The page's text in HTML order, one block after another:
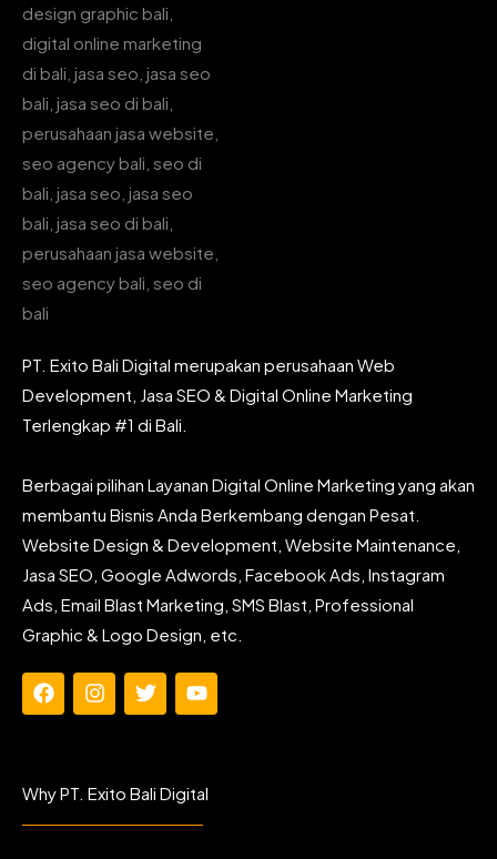
PT. Exito Bali Digital merupakan perusahaan Web
Development, Jasa SEO & Digital Online Marketing
Terlengkap #1 di Bali.
Berbagai pilihan Layanan Digital Online Marketing yang akan
membantu Bisnis Anda Berkembang dengan Pesat.
Website Design & Development, Website Maintenance,
Jasa SEO, Google Adwords, Facebook Ads, Instagram
Ads, Email Blast Marketing, SMS Blast, Professional
Graphic & Logo Design, etc.
F
b
I
a
T
t
Y
u
Why PT. Exito Bali Digital